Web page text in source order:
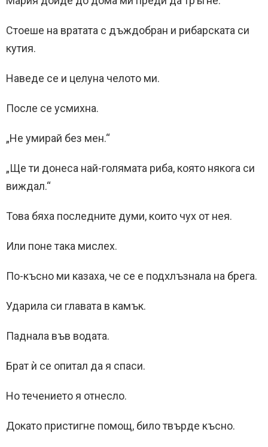
Стоеше на вратата с дъждобран и рибарската си
кутия.
Наведе се и целуна челото ми.
После се усмихна.
„Не умирай без мен.“
„Ще ти донеса най-голямата риба, която някога си
виждал.“
Това бяха последните думи, които чух от нея.
Или поне така мислех.
По-късно ми казаха, че се е подхлъзнала на брега.
Ударила си главата в камък.
Паднала във водата.
Брат ѝ се опитал да я спаси.
Но течението я отнесло.
Докато пристигне помощ, било твърде късно.